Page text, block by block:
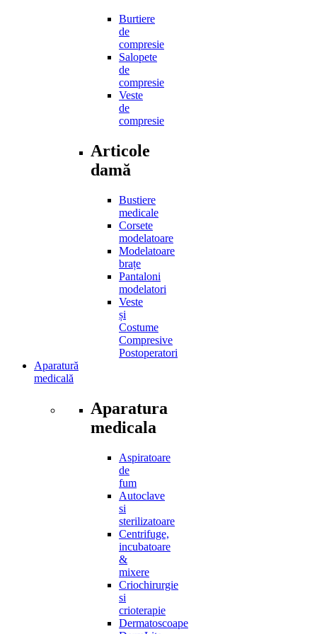
Burtiere
de
compresie
Salopete
de
compresie
Veste
de
compresie
Articole
damă
Bustiere
medicale
Corsete
modelatoare
Modelatoare
brațe
Pantaloni
modelatori
Veste
și
Costume
Compresive
Postoperatori
Aparatură
medicală
Aparatura
medicala
Aspiratoare
de
fum
Autoclave
si
sterilizatoare
Centrifuge,
incubatoare
&
mixere
Criochirurgie
si
crioterapie
Dermatoscoape